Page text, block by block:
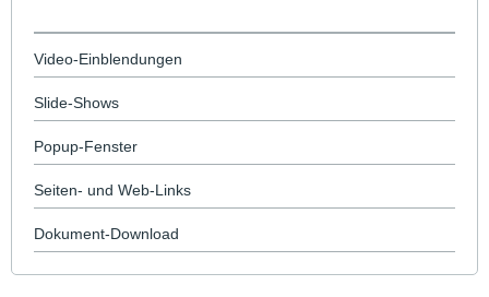
Video-Einblendungen
Slide-Shows
Popup-Fenster
Seiten- und Web-Links
Dokument-Download